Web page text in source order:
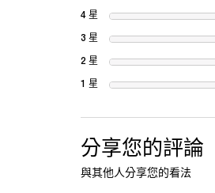
4 星
3 星
2 星
1 星
分享您的評論
與其他人分享您的看法